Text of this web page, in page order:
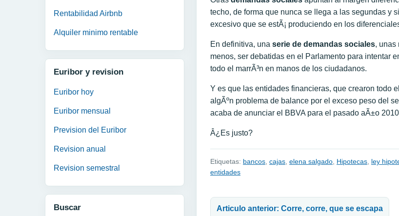
Rentabilidad Airbnb
Alquiler minimo rentable
Euribor y revision
Euribor hoy
Euribor mensual
Prevision del Euribor
Revision anual
Revision semestral
Buscar
techo, de forma que nunca se llega a las segundas y
excesivo que se estÃ¡ produciendo en los
En definitiva, una serie de demandas sociales, unas
menos, ser debatidas en el Parlamento para intentar
todo el marrÃ³n en manos de los ciudadanos.
Y es que las entidades financieras, que crearon todo
algÃºn problema de balance por el exceso peso del
acaba de anunciar el BBVA para el pasado aÃ±o
Â¿Es justo?
Etiquetas: bancos cajas elena salgado Hipotecas ley
entidades
Articulo anterior: Corre, corre, que se escapa